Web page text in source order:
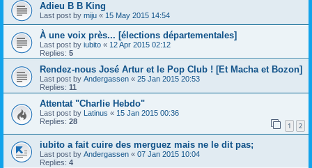
Adieu B B King
Last post by miju « 15 May 2015 14:54
À une voix près... [élections départementales]
Last post by iubito « 12 Apr 2015 02:12
Replies: 5
Rendez-nous José Artur et le Pop Club ! [Et Macha et Bozon]
Last post by Andergassen « 25 Jan 2015 20:53
Replies: 11
Attentat "Charlie Hebdo"
Last post by Latinus « 15 Jan 2015 00:36
Replies: 28 1 2
iubito a fait cuire des merguez mais ne le dit pas;
Last post by Andergassen « 07 Jan 2015 10:04
Replies: 4